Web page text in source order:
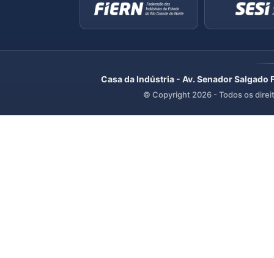
Casa da Indústria - Av. Senador
© Copyright 2026 - Todos os